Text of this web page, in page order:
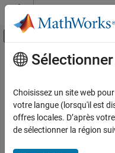
Passer au contenu
Activer/
Ressource
Contenu principal
Choisissez un site web
votre langue (lorsqu'il est
offres locales. D’après
de sélectionner la région